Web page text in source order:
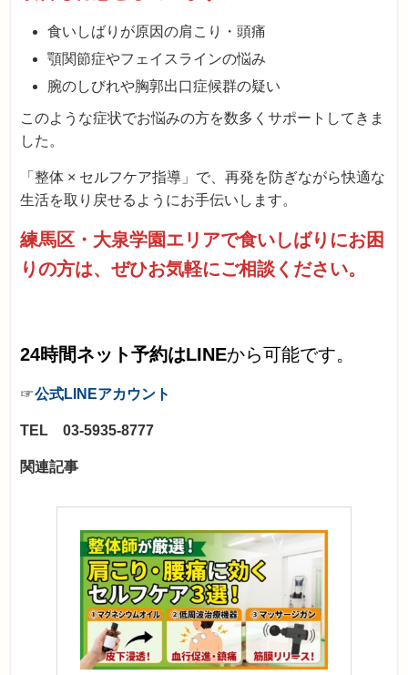
食いしばりが原因の肩こり・頭痛
顎関節症やフェイスラインの悩み
腕のしびれや胸郭出口症候群の疑い
このような症状でお悩みの方を数多くサポートしてきま
した。
「整体 × セルフケア指導」で、再発を防ぎながら快適な
生活を取り戻せるようにお手伝いします。
練馬区・大泉学園エリアで食いしばりにお困
りの方は、ぜひお気軽にご相談ください。
24時間ネット予約はLINEから可能です。
☞公式LINEアカウント
TEL 03-5935-8777
関連記事